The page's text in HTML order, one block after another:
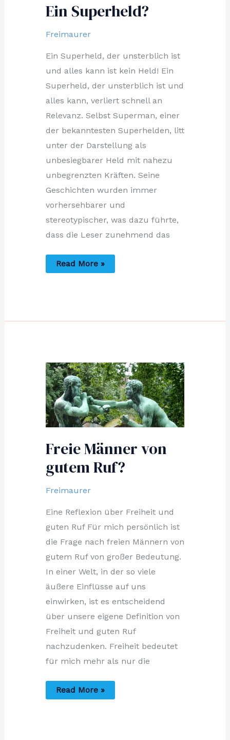
Ein Superheld?
Freimaurer
Ein Superheld, der unsterblich ist
und alles kann ist kein Held! Ein
Superheld, der unsterblich ist und
alles kann, verliert schnell an
Relevanz. Selbst Superman, einer
der bekanntesten Superhelden, litt
unter der Darstellung als
unbesiegbarer Held mit nahezu
unbegrenzten Kräften. Seine
Geschichten wurden immer
vorhersehbarer und
stereotypischer, was dazu führte,
dass die Leser zunehmend das
Ein
Superheld?
Read More »
Freie Männer von
gutem Ruf?
Freimaurer
Eine Reflexion über Freiheit und
guten Ruf Für mich persönlich ist
die Frage nach freien Männern von
gutem Ruf von großer Bedeutung.
In einer Welt, in der so viele
äußere Einflüsse auf uns
einwirken, ist es entscheidend
über unsere eigene Definition von
Freiheit und guten Ruf
nachzudenken. Freiheit bedeutet
für mich mehr als nur die
Freie
Männer
Read More »